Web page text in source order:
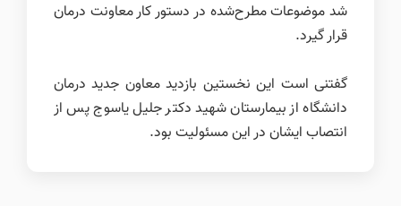
شد موضوعات مطرح‌شده در دستور کار معاونت درمان
قرار گیرد.
گفتنی است این نخستین بازدید معاون جدید درمان
دانشگاه از بیمارستان شهید دکتر جلیل یاسوج پس از
انتصاب ایشان در این مسئولیت بود.